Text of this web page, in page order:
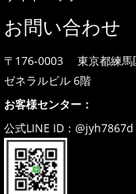
お問い合わせ
〒176-0003 東京都練馬
ゼネラルビル 6階
お客様センター：
公式LINE ID：@jyh7867d